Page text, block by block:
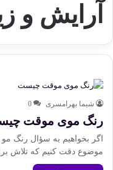
آرایش و
شیما بهرامسری 0
رنگ موی موقت
اگر بخواهیم به سؤال رنگ
موضوع دقت کنیم که تلاش